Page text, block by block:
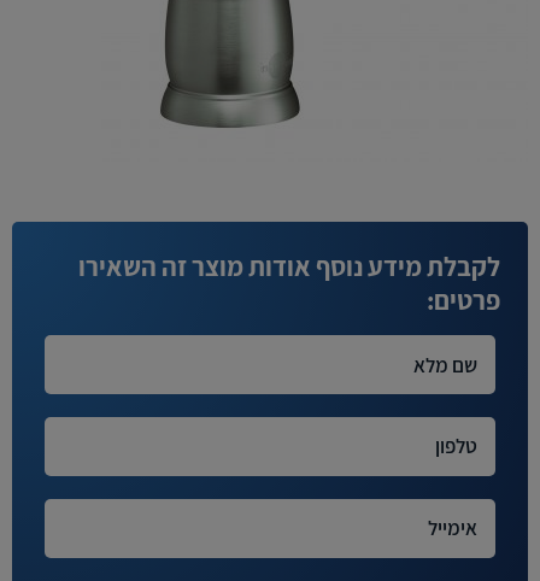
לקבלת מידע נוסף אודות מוצר זה השאירו
פרטים: